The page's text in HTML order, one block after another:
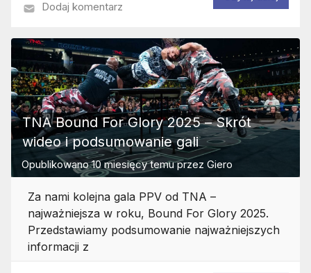
Dodaj komentarz
TNA Bound For Glory 2025 – Skrót
wideo i podsumowanie gali
Opublikowano10 miesięcy temuprzez Giero
Za nami kolejna gala PPV od TNA –
najważniejsza w roku, Bound For Glory 2025.
Przedstawiamy podsumowanie najważniejszych
informacji z